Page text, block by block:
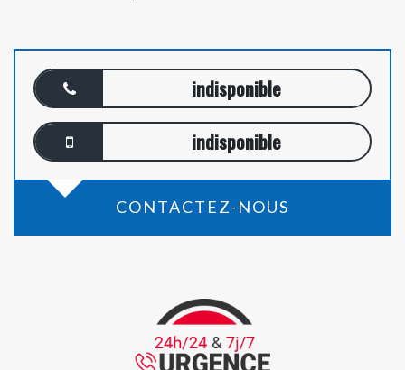
indisponible
indisponible
CONTACTEZ-NOUS